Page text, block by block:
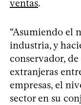
ventas.
“Asumiendo el
industria, y
conservador,
extranjeras
empresas, el
sector en su